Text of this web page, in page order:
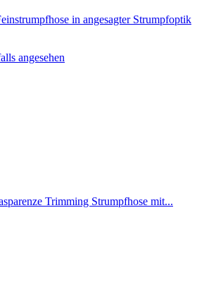
in angesagter Strumpfoptik
angesehen
Trimming Strumpfhose mit...